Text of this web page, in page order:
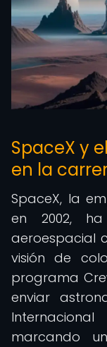
SpaceX y
en la
SpaceX, la
en 2002,
aeroespacial
visión de
programa
enviar
marcando